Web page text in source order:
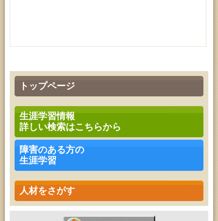
トップページ
生涯学習情報
詳しい検索はこちらから
障害のある方の
生涯学習
人材をさがす